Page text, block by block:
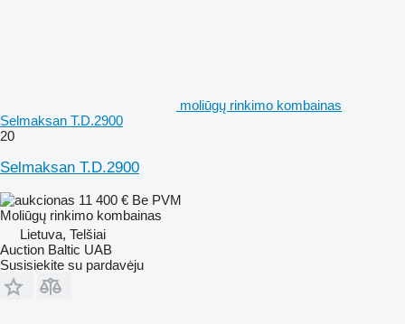
moliūgų rinkimo kombainas
Selmaksan T.D.2900
20
Selmaksan T.D.2900
11 400 € Be PVM
Moliūgų rinkimo kombainas
Lietuva, Telšiai
Auction Baltic UAB
Susisiekite su pardavėju